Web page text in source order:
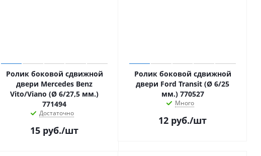
Ролик боковой сдвижной
двери Mercedes Benz
Vito/Viano (Ø 6/27,5 мм.)
771494
Достаточно
15 руб./шт
Ролик боковой сдвижной
двери Ford Transit (Ø 6/25
мм.) 770527
Много
12 руб./шт